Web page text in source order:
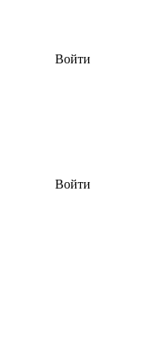
Войти
Войти